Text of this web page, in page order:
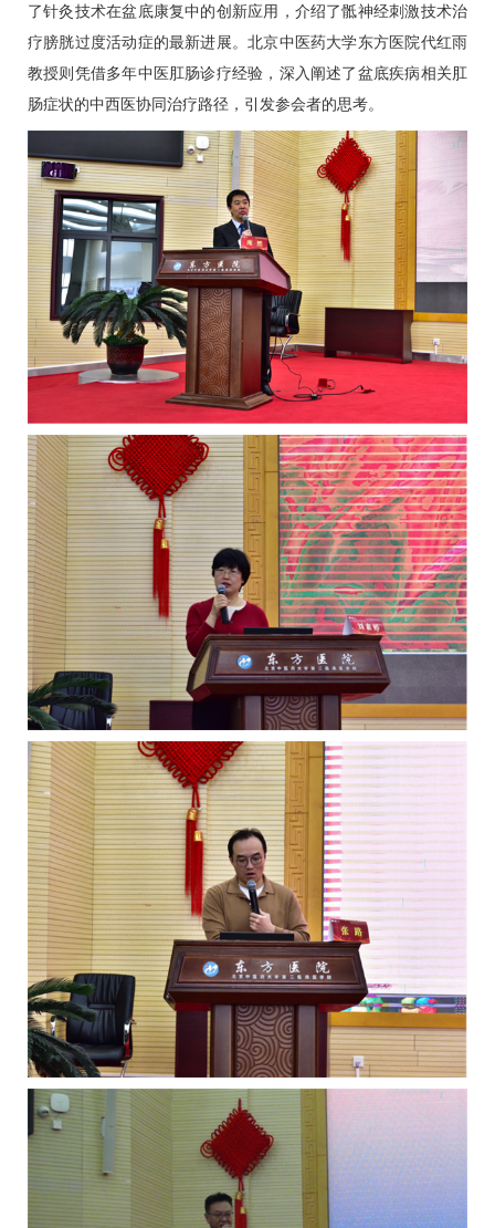
了针灸技术在盆底康复中的创新应用，介绍了骶神经刺激技术治
疗膀胱过度活动症的最新进展。北京中医药大学东方医院代红雨
教授则凭借多年中医肛肠诊疗经验，深入阐述了盆底疾病相关肛
肠症状的中西医协同治疗路径，引发参会者的思考。